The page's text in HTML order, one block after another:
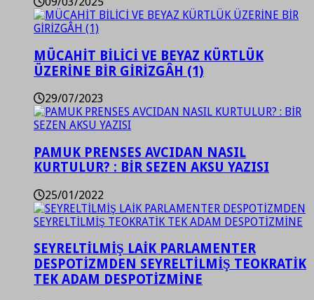
MÜCAHİT BİLİCİ VE BEYAZ KÜRTLÜK
ÜZERİNE BİR GİRİZGÂH (1)
29/07/2023
PAMUK PRENSES AVCIDAN NASIL
KURTULUR? : BİR SEZEN AKSU YAZISI
25/01/2022
SEYRELTİLMİŞ LAİK PARLAMENTER
DESPOTİZMDEN SEYRELTİLMİŞ TEOKRATİK
TEK ADAM DESPOTİZMİNE